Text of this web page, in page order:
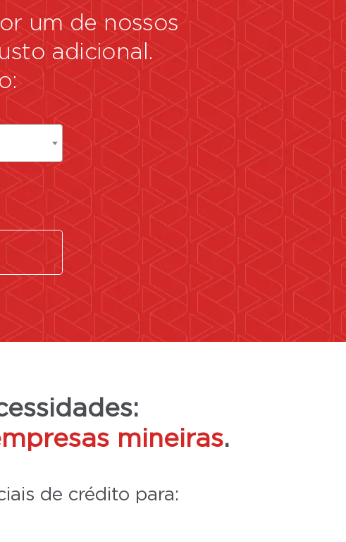
um de nossos
adicional.
mineiras.
de crédito para: